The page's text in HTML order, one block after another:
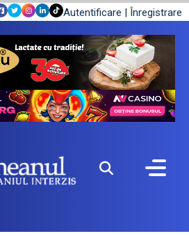
Autentificare | Înregistrare